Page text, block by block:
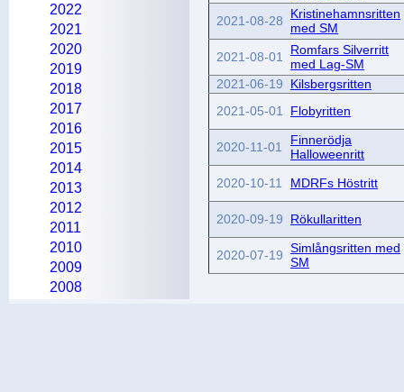
2021-08-28
Kristinehamnsritten
med SM
2021-08-01
Romfars Silverritt
med Lag-SM
2021-06-19
Kilsbergsritten
2021-05-01
Flobyritten
2020-11-01
Finnerödja
Halloweenritt
2020-10-11
MDRFs Höstritt
2020-09-19 Rökullaritten
2020-07-19 Simlångsritten med
SM
2022
2021
2020
2019
2018
2017
2016
2015
2014
2013
2012
2011
2010
2009
2008